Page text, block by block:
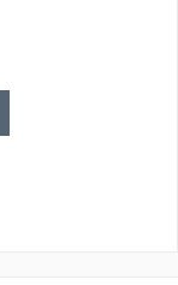
geeignet. - Kann